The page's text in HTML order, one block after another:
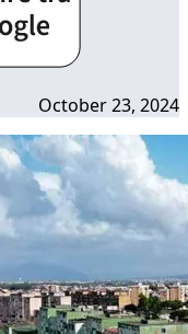
October 23, 2024